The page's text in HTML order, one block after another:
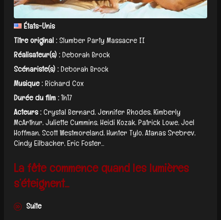
États-Unis
Titre original :Slumber Party Massacre II
Réalisateur(s) :Deborah Brock
Scénariste(s) :Deborah Brock
Musique :Richard Cox
Durée du film :1h17
Acteurs :Crystal Bernard, Jennifer Rhodes, Kimberly
McArthur, Juliette Cummins, Heidi Kozak, Patrick Lowe, Joel
Hoffman, Scott Westmoreland, Hunter Tylo, Atanas Srebrev,
Cindy Eilbacher, Eric Foster...
La fête commence quand les lumières
s’éteignent...
Suite